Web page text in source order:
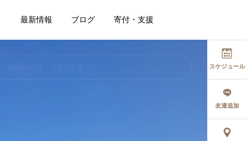
最新情報 ブログ 寄付・支援
スケジュール
友達追加